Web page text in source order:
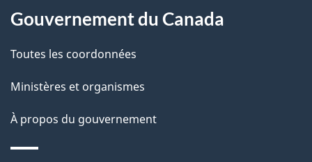
e
p
a
Gouvernement du Canada
Toutes les coordonnées
Ministères et organismes
À propos du gouvernement